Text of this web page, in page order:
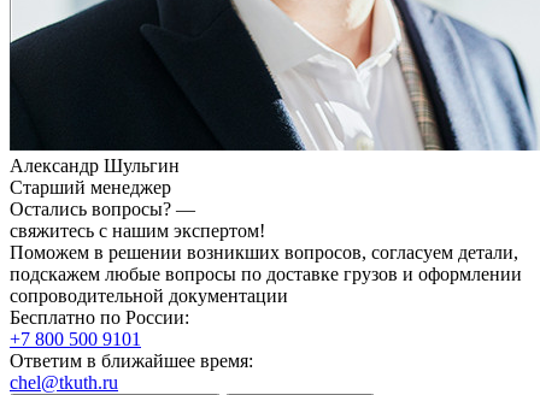
Александр Шульгин
Старший менеджер
Остались вопросы? —
свяжитесь с нашим экспертом!
Поможем в решении возникших вопросов, согласуем детали,
подскажем любые вопросы по доставке грузов и оформлении
сопроводительной документации
Бесплатно по России:
+7 800 500 9101
Ответим в ближайшее время:
chel@tkuth.ru